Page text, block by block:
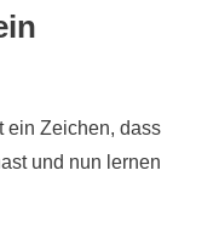
ein Zeichen, dass
und nun lernen